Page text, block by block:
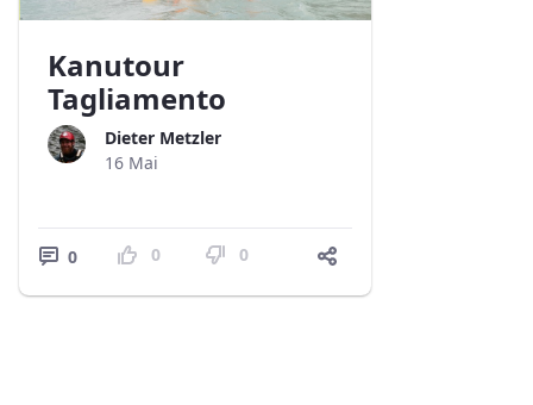
Kanutour
Tagliamento
Dieter Metzler
16 Mai
0 0 0